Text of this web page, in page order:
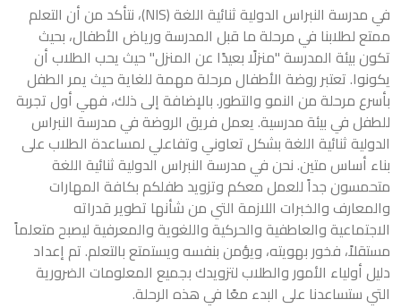
في مدرسة النبراس الدولية ثنائية اللغة (NIS)، نتأكد من أن التعلم
ممتع لطلابنا في مرحلة ما قبل المدرسة ورياض الأطفال، بحيث
تكون بيئة المدرسة "منزلًا بعيدًا عن المنزل" حيث يحب الطلاب أن
يكونوا. تعتبر روضة الأطفال مرحلة مهمة للغاية حيث يمر الطفل
بأسرع مرحلة من النمو والتطور. بالإضافة إلى ذلك، فهي أول تجربة
للطفل في بيئة مدرسية. يعمل فريق الروضة في مدرسة النبراس
الدولية ثنائية اللغة بشكل تعاوني وتفاعلي لمساعدة الطلاب على
بناء أساس متين. نحن في مدرسة النبراس الدولية ثنائية اللغة
متحمسون جداً للعمل معكم وتزويد طفلكم بكافة المهارات
والمعارف والخبرات اللازمة التي من شأنها تطوير قدراته
الاجتماعية والعاطفية والحركية واللغوية والمعرفية ليصبح متعلماً
مستقلاً، فخور بهويته، ويؤمن بنفسه ويستمتع بالتعلم. تم إعداد
دليل أولياء الأمور والطلاب لتزويدك بجميع المعلومات الضرورية
التي ستساعدنا على البدء معًا في هذه الرحلة.